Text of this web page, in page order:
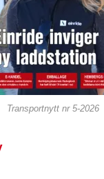
Transportnytt nr 5-2026